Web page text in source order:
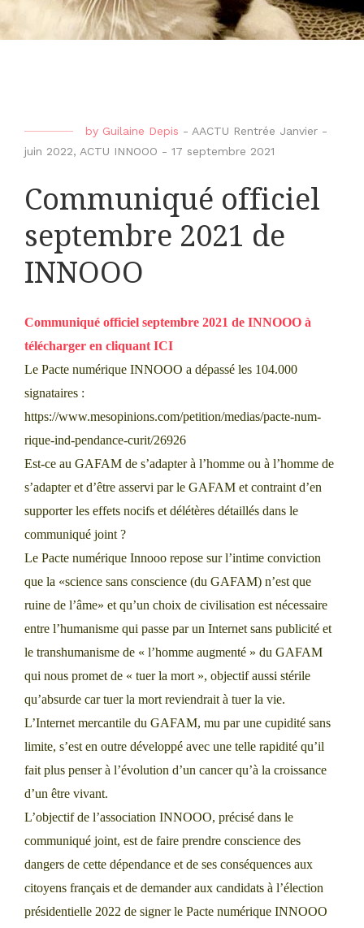
by Guilaine Depis - AACTU Rentrée Janvier -
juin 2022, ACTU INNOOO - 17 septembre 2021
Communiqué officiel
septembre 2021 de
INNOOO
Communiqué officiel septembre 2021 de INNOOO à
télécharger en cliquant ICI
Le Pacte numérique INNOOO a dépassé les 104.000
signataires :
https://www.mesopinions.com/petition/medias/pacte-num-
rique-ind-pendance-curit/26926
Est-ce au GAFAM de s’adapter à l’homme ou à l’homme de
s’adapter et d’être asservi par le GAFAM et contraint d’en
supporter les effets nocifs et délétères détaillés dans le
communiqué joint ?
Le Pacte numérique Innooo repose sur l’intime conviction
que la «science sans conscience (du GAFAM) n’est que
ruine de l’âme» et qu’un choix de civilisation est nécessaire
entre l’humanisme qui passe par un Internet sans publicité et
le transhumanisme de « l’homme augmenté » du GAFAM
qui nous promet de « tuer la mort », objectif aussi stérile
qu’absurde car tuer la mort reviendrait à tuer la vie.
L’Internet mercantile du GAFAM, mu par une cupidité sans
limite, s’est en outre développé avec une telle rapidité qu’il
fait plus penser à l’évolution d’un cancer qu’à la croissance
d’un être vivant.
L’objectif de l’association INNOOO, précisé dans le
communiqué joint, est de faire prendre conscience des
dangers de cette dépendance et de ses conséquences aux
citoyens français et de demander aux candidats à l’élection
présidentielle 2022 de signer le Pacte numérique INNOOO